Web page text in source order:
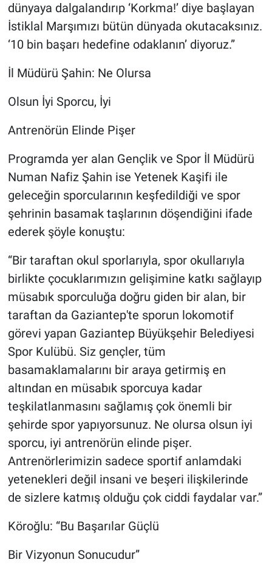
dünyaya dalgalandırıp ‘Korkma!’ diye başlayan
İstiklal Marşımızı bütün dünyada okutacaksınız.
‘10 bin başarı hedefine odaklanın’ diyoruz.”
İl Müdürü Şahin: Ne Olursa
Olsun İyi Sporcu, İyi
Antrenörün Elinde Pişer
Programda yer alan Gençlik ve Spor İl Müdürü
Numan Nafiz Şahin ise Yetenek Kaşifi ile
geleceğin sporcularının keşfedildiği ve spor
şehrinin basamak taşlarının döşendiğini ifade
ederek şöyle konuştu:
“Bir taraftan okul sporlarıyla, spor okullarıyla
birlikte çocuklarımızın gelişimine katkı sağlayıp
müsabık sporculuğa doğru giden bir alan, bir
taraftan da Gaziantep'te sporun lokomotif
görevi yapan Gaziantep Büyükşehir Belediyesi
Spor Kulübü. Siz gençler, tüm
basamaklamalarını bir araya getirmiş en
altından en müsabık sporcuya kadar
teşkilatlanmasını sağlamış çok önemli bir
şehirde spor yapıyorsunuz. Ne olursa olsun iyi
sporcu, iyi antrenörün elinde pişer.
Antrenörlerimizin sadece sportif anlamdaki
yetenekleri değil insani ve beşeri ilişkilerinde
de sizlere katmış olduğu çok ciddi faydalar var.”
Köroğlu: “Bu Başarılar Güçlü
Bir Vizyonun Sonucudur”